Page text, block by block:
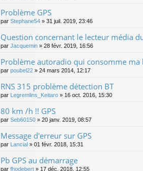
Problème GPS
par Stephane54 » 31 juil. 2019, 23:46
Question concernant le lecteur média
par Jacquemin » 28 févr. 2019, 16:56
Problème autoradio qui consomme ma
par poubel22 » 24 mars 2014, 12:17
RNS 315 problème détection BT
par Legremlins_Keitaro » 16 oct. 2016, 15:30
80 km /h !! GPS
par Seb60150 » 20 janv. 2019, 08:57
Message d'erreur sur GPS
par Lancial » 01 févr. 2018, 15:31
Pb GPS au démarrage
par fhodebert » 17 déc. 2018, 12:55